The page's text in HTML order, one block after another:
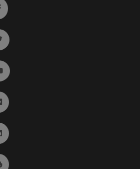
Ir a facebook (abre en ventana nueva)
Ir a twitter (abre en ventana nueva)
Ir a YouTube (abre en ventana nueva)
Ir a Flickr (abre en ventana nueva)
Ir a Linkedin (abre en ventana nueva)
Ir al Blog (abre en ventana nueva)